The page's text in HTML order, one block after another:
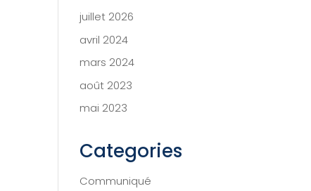
juillet 2026
avril 2024
mars 2024
août 2023
mai 2023
Categories
Communiqué